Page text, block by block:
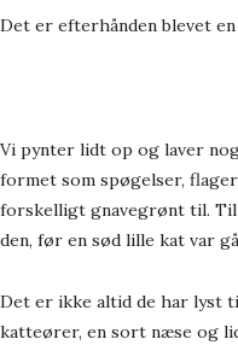
Det er efterhånden blevet
Vi pynter lidt op og laver
formet som spøgelser,
forskelligt gnavegrønt til. Til
den, før en sød lille kat var
Det er ikke altid de har lyst
katteører, en sort næse og